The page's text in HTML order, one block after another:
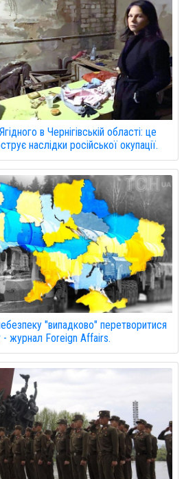
в Чернігівській області: це
наслідки російської окупації.
"випадково" перетворитися
- журнал Foreign Affairs.